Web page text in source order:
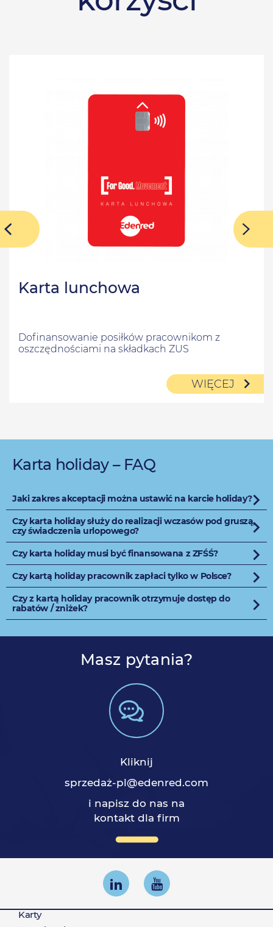
Karta lunchowa
Dofinansowanie posiłków pracownikom z
oszczędnościami na składkach ZUS
WIĘCEJ
Karta holiday – FAQ
Jaki zakres akceptacji można ustawić na karcie holiday?
Czy karta holiday służy do realizacji wczasów pod gruszą,
czy świadczenia urlopowego?
Czy karta holiday musi być finansowana z ZFŚŚ?
Czy kartą holiday pracownik zapłaci tylko w Polsce?
Czy z kartą holiday pracownik otrzymuje dostęp do
rabatów / zniżek?
Masz pytania?
Kliknij
sprzedaż-pl@edenred.com
i napisz do nas na
kontakt dla firm
Karty